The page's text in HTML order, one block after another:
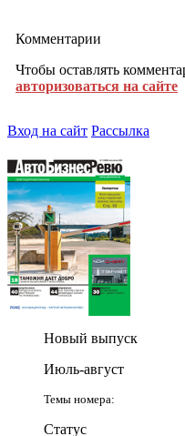
Комментарии
Чтобы оставлять
авторизоваться на сайте
Вход на сайт Рассылка
Новый выпуск
Июль-август
Темы номера:
Статус